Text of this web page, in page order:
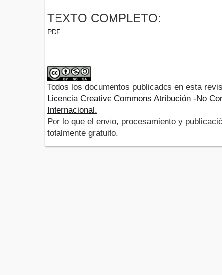
TEXTO COMPLETO:
PDF
Todos los documentos publicados en esta
Licencia Creative Commons Atribución -No
Internacional.
Por lo que el envío, procesamiento y
totalmente gratuito.